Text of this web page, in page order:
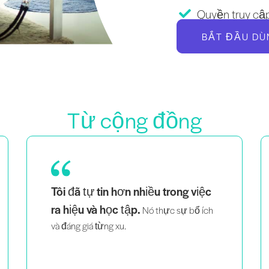
Quyền truy
BẮT ĐẦU
Từ cộng đồng
Là một bà mẹ của cặp song sinh, một
người phụ nữ da đen và đồng tính,việc
nhìn thấy những người trông